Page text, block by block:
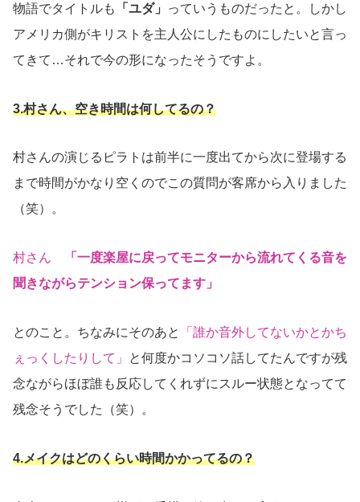
物語でタイトルも
「ユダ」
っていうものだったと。しかし
アメリカ側がキリストを主人公にしたものにしたいと言っ
てきて…それで今の形になったそうですよ。
3.村さん、空き時間は何してるの？
村さんの演じるピラトは前半に一度出てから次に登場する
まで時間がかなり空くのでこの質問が客席から入りました
（笑）。
村さん
「一度楽屋に戻ってモニターから流れてくる音を
聞きながらテンション保ってます」
とのこと。ちなみにそのあと
「誰か音外してないかとかち
ぇっくしたりして」
と何度かコソコソ話してたんですが残
念ながらほぼ誰も反応してくれずにスルー状態となってて
残念そうでした（笑）。
4.メイクはどのくらい時間かかってるの？